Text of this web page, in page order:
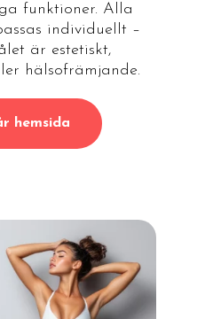
funktioner. Alla
individuellt –
är estetiskt,
hälsofrämjande.
hemsida